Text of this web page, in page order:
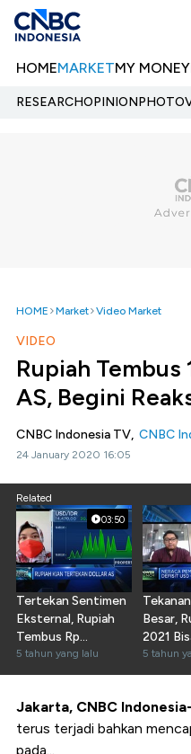
HOMEMARKETMY MONEY
RESEARCHOPINIONPHOTO
HOME Market Video Market
VIDEO
Rupiah Tembus
AS, Begini
CNBC Indonesia TV, CNBC
24 January 2020 16:05
Related
03:50
Tertekan Sentimen
Eksternal, Rupiah
Tembus Rp
14.470/USD
5 tahun yang lalu
Besar,
2021
15.000/
5 tahun
Jakarta, CNBC Indonesia-
terus terjadi bahkan
pada...